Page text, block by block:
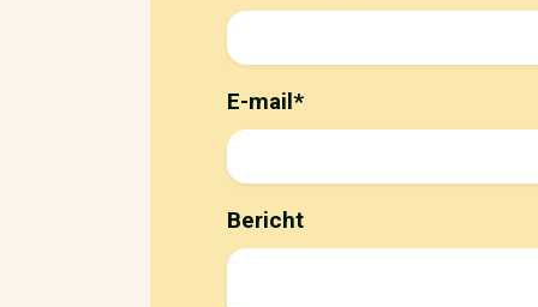
E-mail*
Bericht